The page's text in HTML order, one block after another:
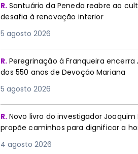
R. Santuário da Peneda reabre ao
desafia à renovação interior
5 agosto 2026
R. Peregrinação à Franqueira encerra
dos 550 anos de Devoção Mariana
5 agosto 2026
R. Novo livro do investigador Joaquim
propõe caminhos para dignificar a
4 agosto 2026